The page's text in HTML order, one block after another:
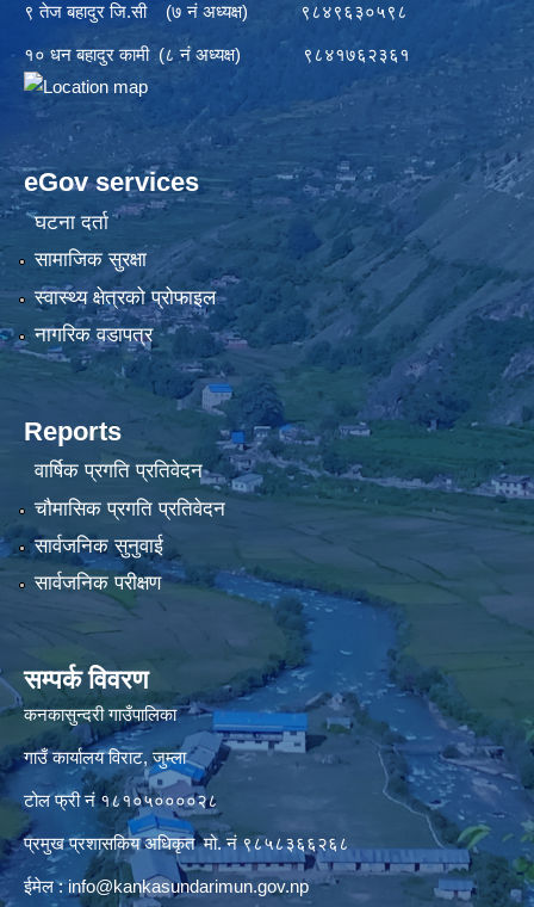
९ तेज बहादुर जि.सी (७ नं अध्यक्ष) ९८४९६३०५९८
१० धन बहादुर कामी (८ नं अध्यक्ष) ९८४१७६२३६१
eGov services
घटना दर्ता
सामाजिक सुरक्षा
स्वास्थ्य क्षेत्रको प्रोफाइल
नागरिक वडापत्र
Reports
वार्षिक प्रगति प्रतिवेदन
चौमासिक प्रगति प्रतिवेदन
सार्वजनिक सुनुवाई
सार्वजनिक परीक्षण
सम्पर्क विवरण
कनकासुन्दरी गाउँपालिका
गाउँ कार्यालय विराट, जुम्ला
टोल फ्री नं १८१०५००००२८
प्रमुख प्रशासकिय अधिकृत मो. नं ९८५८३६६२६८
ईमेल :info@kankasundarimun.gov.np